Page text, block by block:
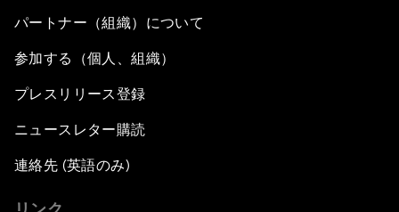
パートナー（組織）について
参加する（個人、組織）
プレスリリース登録
ニュースレター購読
連絡先 (英語のみ)